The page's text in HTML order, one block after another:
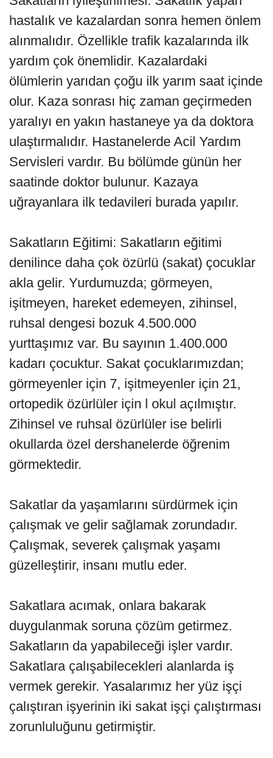
hastalık ve kazalardan sonra hemen önlem
alınmalıdır. Özellikle trafik kazalarında ilk
yardım çok önemlidir. Kazalardaki
ölümlerin yarıdan çoğu ilk yarım saat içinde
olur. Kaza sonrası hiç zaman geçirmeden
yaralıyı en yakın hastaneye ya da doktora
ulaştırmalıdır. Hastanelerde Acil Yardım
Servisleri vardır. Bu bölümde günün her
saatinde doktor bulunur. Kazaya
uğrayanlara ilk tedavileri burada yapılır.
Sakatların Eğitimi: Sakatların eğitimi
denilince daha çok özürlü (sakat) çocuklar
akla gelir. Yurdumuzda; görmeyen,
işitmeyen, hareket edemeyen, zihinsel,
ruhsal dengesi bozuk 4.500.000
yurttaşımız var. Bu sayının 1.400.000
kadarı çocuktur. Sakat çocuklarımızdan;
görmeyenler için 7, işitmeyenler için 21,
ortopedik özürlüler için l okul açılmıştır.
Zihinsel ve ruhsal özürlüler ise belirli
okullarda özel dershanelerde öğrenim
görmektedir.
Sakatlar da yaşamlarını sürdürmek için
çalışmak ve gelir sağlamak zorundadır.
Çalışmak, severek çalışmak yaşamı
güzelleştirir, insanı mutlu eder.
Sakatlara acımak, onlara bakarak
duygulanmak soruna çözüm getirmez.
Sakatların da yapabileceği işler vardır.
Sakatlara çalışabilecekleri alanlarda iş
vermek gerekir. Yasalarımız her yüz işçi
çalıştıran işyerinin iki sakat işçi çalıştırması
zorunluluğunu getirmiştir.